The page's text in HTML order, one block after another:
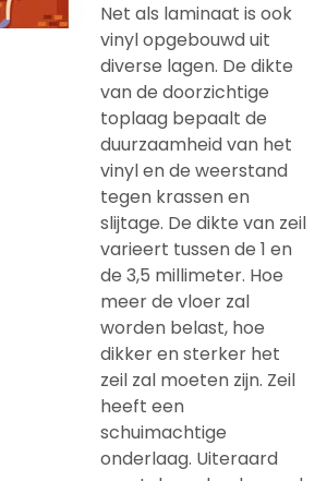
Net als laminaat is ook
vinyl opgebouwd uit
diverse lagen. De dikte
van de doorzichtige
toplaag bepaalt de
duurzaamheid van het
vinyl en de weerstand
tegen krassen en
slijtage. De dikte van zeil
varieert tussen de 1 en
de 3,5 millimeter. Hoe
meer de vloer zal
worden belast, hoe
dikker en sterker het
zeil zal moeten zijn. Zeil
heeft een
schuimachtige
onderlaag. Uiteraard